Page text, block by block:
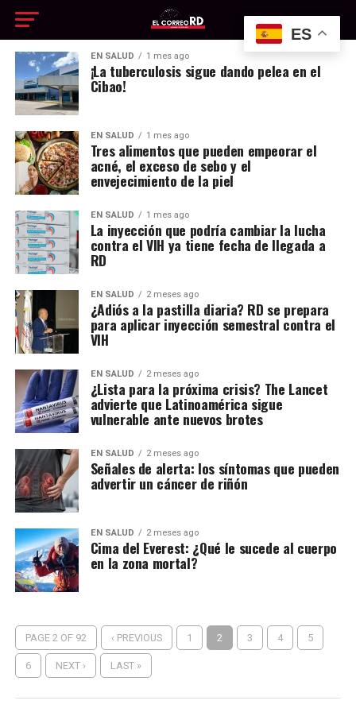
EN SALUD 1 mes ago
¡La tuberculosis sigue dando pelea en el
Cibao!
EN SALUD 1 mes ago
Tres alimentos que pueden empeorar el
acné, el exceso de sebo y el
envejecimiento de la piel
EN SALUD 1 mes ago
La inyección que podría cambiar la lucha
contra el VIH ya tiene fecha de llegada a
RD
EN SALUD 2 meses ago
¿Adiós a la pastilla diaria? RD se prepara
para aplicar inyección semestral contra el
VIH
EN SALUD 2 meses ago
¿Lista para la próxima crisis? The Lancet
advierte que Latinoamérica sigue
vulnerable ante nuevos brotes
EN SALUD 2 meses ago
Señales de alerta: los síntomas que pueden
advertir un cáncer de riñón
EN SALUD 2 meses ago
Cima del Everest: ¿Qué le sucede al cuerpo
en la zona mortal?
PAGE 2 OF 92 ‹ PREVIOUS 1 2 3 4 5
6 NEXT › LAST »
ES